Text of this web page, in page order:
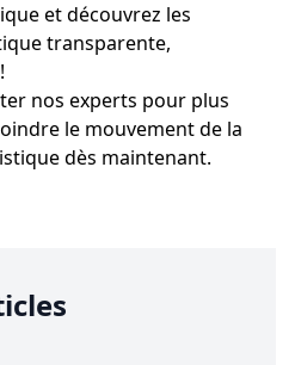
et découvrez les
transparente,
nos experts pour plus
le mouvement de la
dès maintenant.